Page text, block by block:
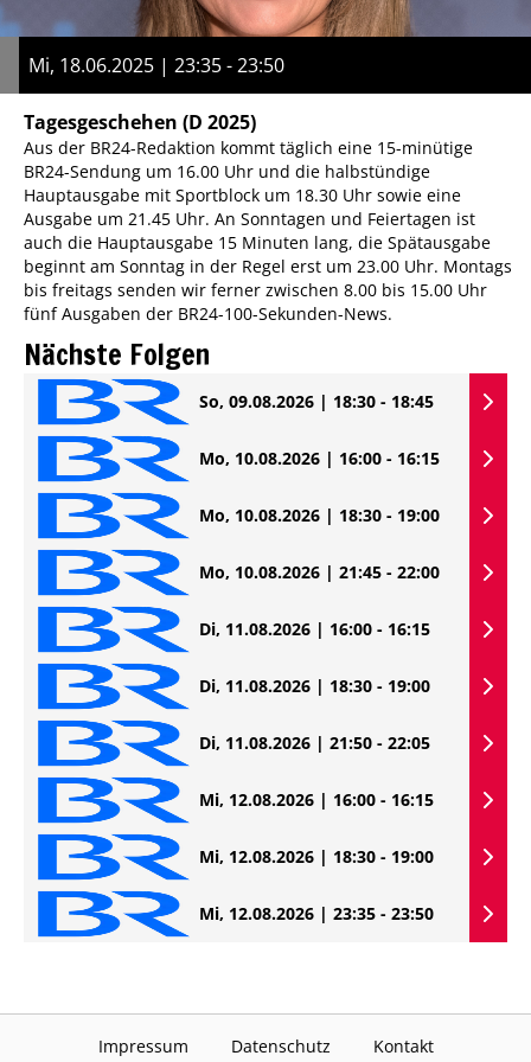
Mi, 18.06.2025 | 23:35 - 23:50
Tagesgeschehen (D 2025)
Aus der BR24-Redaktion kommt täglich eine 15-minütige
BR24-Sendung um 16.00 Uhr und die halbstündige
Hauptausgabe mit Sportblock um 18.30 Uhr sowie eine
Ausgabe um 21.45 Uhr. An Sonntagen und Feiertagen ist
auch die Hauptausgabe 15 Minuten lang, die Spätausgabe
beginnt am Sonntag in der Regel erst um 23.00 Uhr. Montags
bis freitags senden wir ferner zwischen 8.00 bis 15.00 Uhr
fünf Ausgaben der BR24-100-Sekunden-News.
Nächste Folgen
So, 09.08.2026 | 18:30 - 18:45
Mo, 10.08.2026 | 16:00 - 16:15
Mo, 10.08.2026 | 18:30 - 19:00
Mo, 10.08.2026 | 21:45 - 22:00
Di, 11.08.2026 | 16:00 - 16:15
Di, 11.08.2026 | 18:30 - 19:00
Di, 11.08.2026 | 21:50 - 22:05
Mi, 12.08.2026 | 16:00 - 16:15
Mi, 12.08.2026 | 18:30 - 19:00
Mi, 12.08.2026 | 23:35 - 23:50
Impressum Datenschutz Kontakt